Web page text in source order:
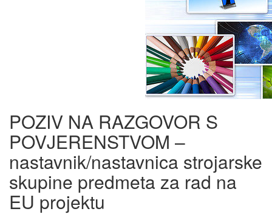
POZIV NA RAZGOVOR S
POVJERENSTVOM –
nastavnik/nastavnica strojarske
skupine predmeta za rad na
EU projektu